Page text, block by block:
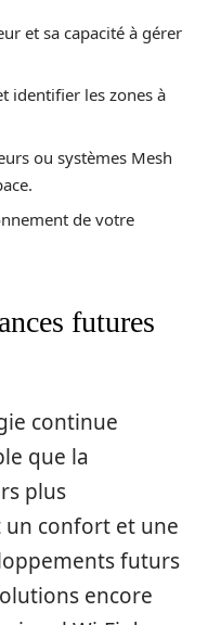
et sa capacité à gérer
identifier les zones à
ou systèmes Mesh
de votre
futures
continue
que la
plus
un confort et une
futurs
encore